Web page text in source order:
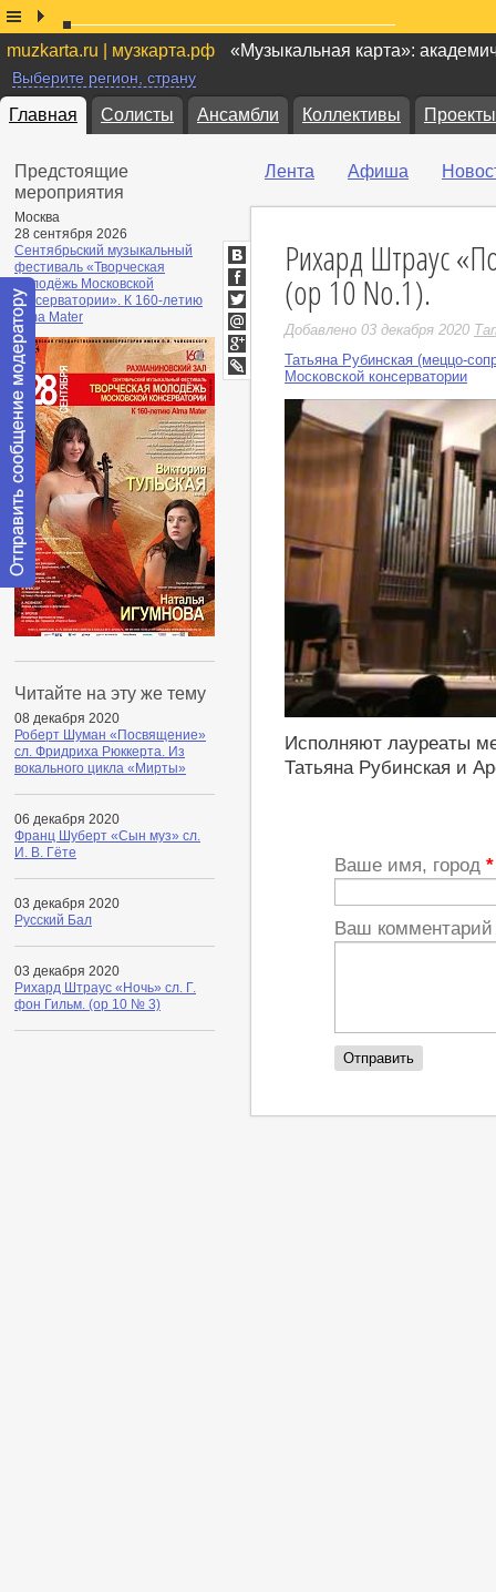
muzkarta.ru | музкарта.рф «Музыкальная карта»:
Выберите регион, страну
Главная Солисты Ансамбли Коллективы Проекты
Предстоящие
мероприятия
Москва
28 сентября 2026
Сентябрьский музыкальный
фестиваль «Творческая
молодёжь Московской
консерватории». К 160-летию
Alma Mater
Читайте на эту же тему
08 декабря 2020
Роберт Шуман «Посвящение»
сл. Фридриха Рюккерта. Из
вокального цикла «Мирты»
06 декабря 2020
Франц Шуберт «Сын муз» сл.
И. В. Гёте
03 декабря 2020
Русский Бал
03 декабря 2020
Рихард Штраус «Ночь» сл. Г.
фон Гильм. (ор 10 № 3)
Лента Афиша
Рихард Штраус
(ор 10 No.1).
Добавлено 03 декабря 2020
Татьяна Рубинская (меццо-
Московской консерватории
Исполняют лауреаты
Татьяна Рубинская и
ВКонтакте
Facebook
Twitter
Мой
Мир
Google+
LiveJournal
Ваше имя, город *
Ваш
Отправить
сообщение
модератору